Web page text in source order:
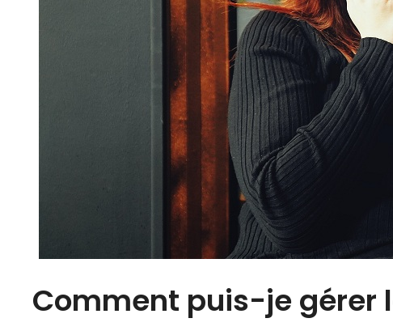
Comment puis-je gérer